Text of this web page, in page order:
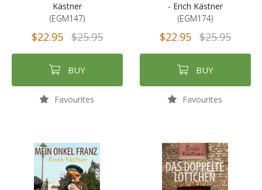
Kästner
(EGM147)
$22.95 $25.95
BUY
Favourites
- Erich Kästner
(EGM174)
$22.95 $25.95
BUY
Favourites